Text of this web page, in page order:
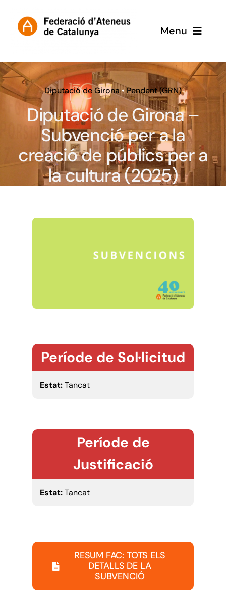
content
Menu
Inici
Subvencions
Diputació de Girona•Pendent (GRN)
Diputació de Girona –
Subvenció per a la
creació de públics per a
la cultura (2025)
Període de Sol·licitud
Estat:Tancat
Període de
Justificació
Estat:Tancat
RESUM FAC: TOTS ELS
DETALLS DE LA
SUBVENCIÓ